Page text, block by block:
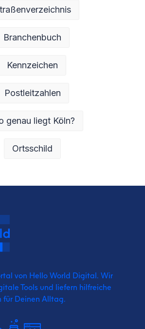
Branchenbuch
Kennzeichen
Postleitzahlen
genau liegt Köln?
Ortsschild
von Hello World Digital. Wir
Tools und liefern hilfreiche
für Deinen Alltag.